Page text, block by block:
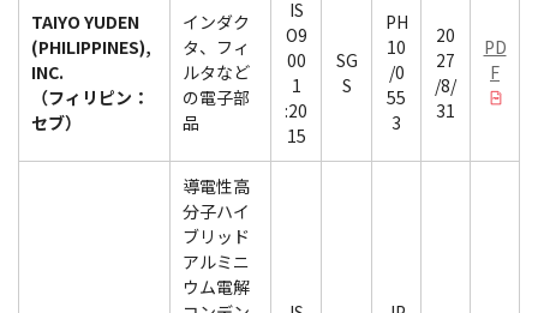
TAIYO YUDEN
(PHILIPPINES),
INC.
（フィリピン：
セブ）
インダク
タ、フィ
ルタなど
の電子部
品
IS
O9
00
1
:20
15
SG
S
PH
10
/0
55
3
20
27
/8/
31
PD
F
導電性高
分子ハイ
ブリッド
アルミニ
ウム電解